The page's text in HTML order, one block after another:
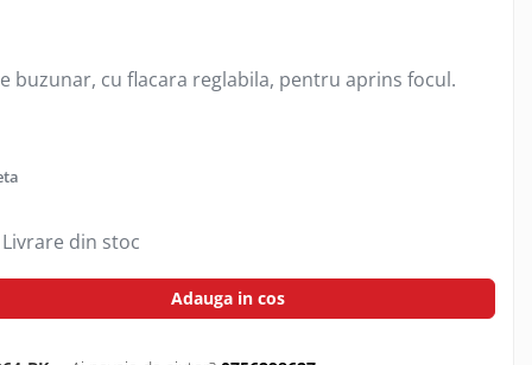
buzunar, cu flacara reglabila, pentru aprins focul.
din stoc
Adauga in cos